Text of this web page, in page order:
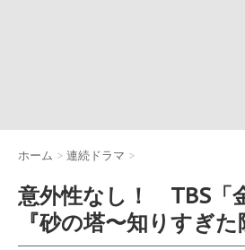
ホーム > 連続ドラマ >
意外性なし！ TBS「
『砂の塔〜知りすぎた